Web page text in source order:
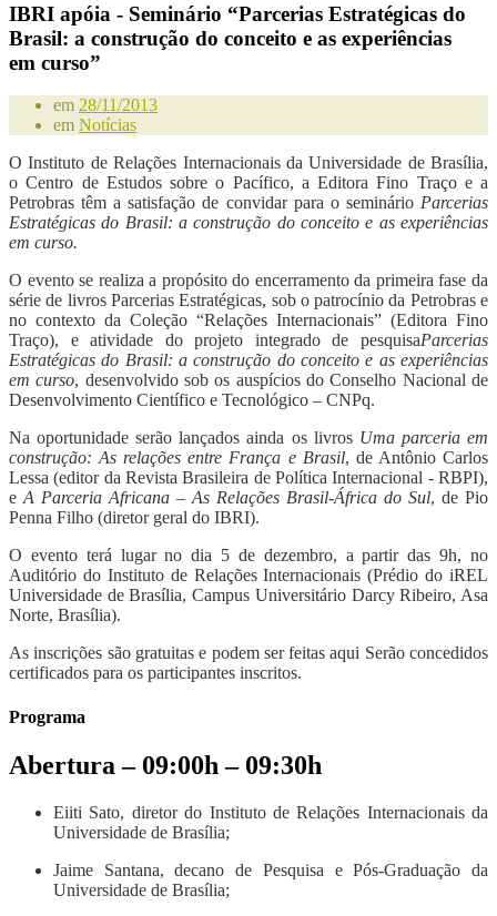
IBRI apóia - Seminário “Parcerias Estratégicas do
Brasil: a construção do conceito e as experiências
em curso”
em 28/11/2013
em Notícias
O Instituto de Relações Internacionais da Universidade de Brasília,
o Centro de Estudos sobre o Pacífico, a Editora Fino Traço e a
Petrobras têm a satisfação de convidar para o seminário Parcerias
Estratégicas do Brasil: a construção do conceito e as experiências
em curso.
O evento se realiza a propósito do encerramento da primeira fase da
série de livros Parcerias Estratégicas, sob o patrocínio da Petrobras e
no contexto da Coleção “Relações Internacionais” (Editora Fino
Traço), e atividade do projeto integrado de pesquisaParcerias
Estratégicas do Brasil: a construção do conceito e as experiências
em curso, desenvolvido sob os auspícios do Conselho Nacional de
Desenvolvimento Científico e Tecnológico – CNPq.
Na oportunidade serão lançados ainda os livros Uma parceria em
construção: As relações entre França e Brasil, de Antônio Carlos
Lessa (editor da Revista Brasileira de Política Internacional - RBPI),
eA Parceria Africana – As Relações Brasil-África do Sul, de Pio
Penna Filho (diretor geral do IBRI).
O evento terá lugar no dia 5 de dezembro, a partir das 9h, no
Auditório do Instituto de Relações Internacionais (Prédio do iREL
Universidade de Brasília, Campus Universitário Darcy Ribeiro, Asa
Norte, Brasília).
As inscrições são gratuitas e podem ser feitas aqui Serão concedidos
certificados para os participantes inscritos.
Programa
Abertura – 09:00h – 09:30h
Eiiti Sato, diretor do Instituto de Relações Internacionais da
Universidade de Brasília;
Jaime Santana, decano de Pesquisa e Pós-Graduação da
Universidade de Brasília;